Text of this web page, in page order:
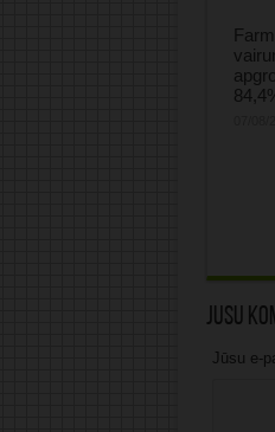
Jūsu
Jūsu e-